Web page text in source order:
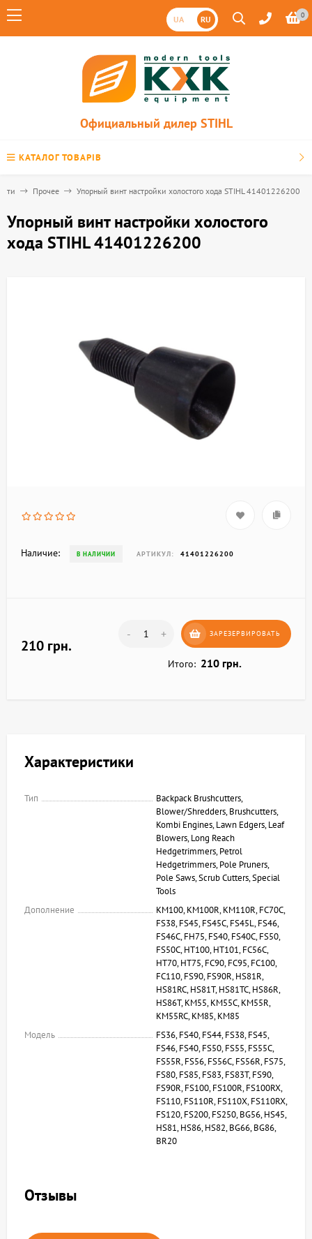
UA RU 0
Официальный дилер STIHL
КАТАЛОГ ТОВАРІВ
Прочее Упорный винт настройки холостого хода STIHL 41401226200
Упорный винт настройки холостого
хода STIHL 41401226200
Наличие: В НАЛИЧИИ АРТИКУЛ: 41401226200
210 грн.
- + ЗАРЕЗЕРВИРОВАТЬ
Итого: 210 грн.
Характеристики
Тип
Backpack Brushcutters,
Blower/Shredders, Brushcutters,
Kombi Engines, Lawn Edgers, Leaf
Blowers, Long Reach
Hedgetrimmers, Petrol
Hedgetrimmers, Pole Pruners,
Pole Saws, Scrub Cutters, Special
Tools
Дополнение
KM100, KM100R, KM110R, FC70C,
FS38, FS45, FS45C, FS45L, FS46,
FS46C, FH75, FS40, FS40C, FS50,
FS50C, HT100, HT101, FC56C,
HT70, HT75, FC90, FC95, FC100,
FC110, FS90, FS90R, HS81R,
HS81RC, HS81T, HS81TC, HS86R,
HS86T, KM55, KM55C, KM55R,
KM55RC, KM85, KM85
Модель
FS36, FS40, FS44, FS38, FS45,
FS46, FS40, FS50, FS55, FS55C,
FS55R, FS56, FS56C, FS56R, FS75,
FS80, FS85, FS83, FS83T, FS90,
FS90R, FS100, FS100R, FS100RX,
FS110, FS110R, FS110X, FS110RX,
FS120, FS200, FS250, BG56, HS45,
HS81, HS86, HS82, BG66, BG86,
BR20
Отзывы